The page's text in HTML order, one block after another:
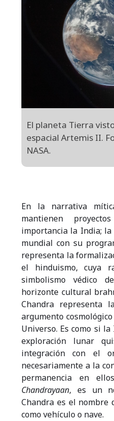
El planeta Tierra
espacial Artemis II.
NASA.
En la narrativa
mantienen
importancia la India;
mundial con su
representa la
el hinduismo, cuya
simbolismo védico
horizonte cultural
Chandra representa
argumento
Universo. Es como si
exploración lunar
integración con el
necesariamente a la
permanencia en
Chandrayaan, es un
Chandra es el nombre
como vehículo o nave.